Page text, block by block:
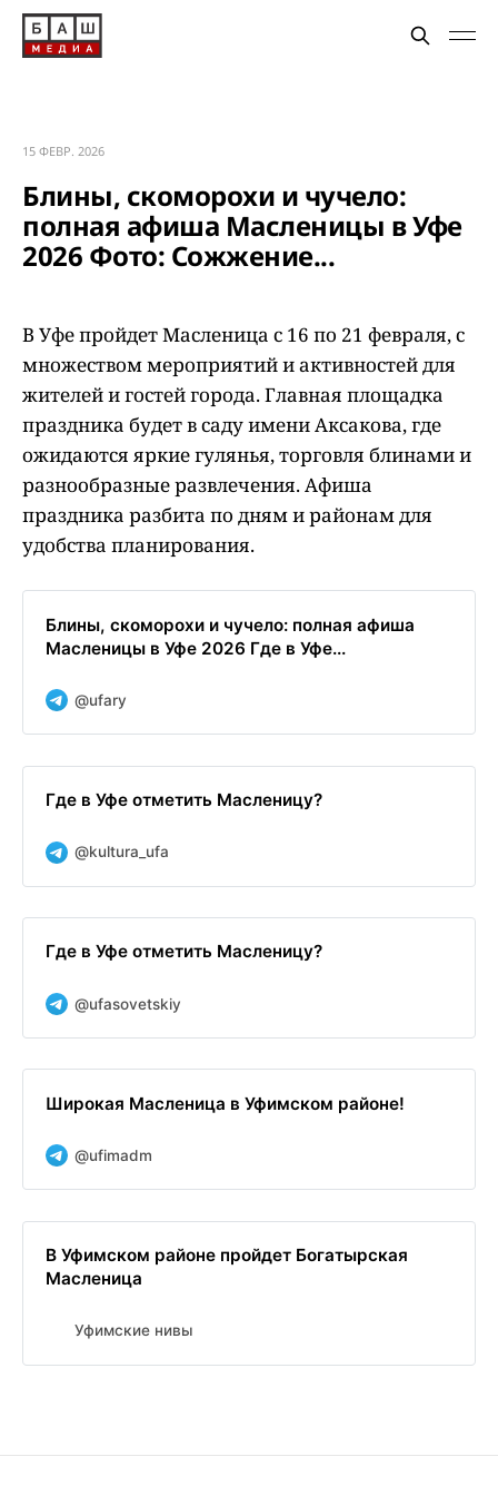
15 ФЕВР. 2026
Блины, скоморохи и чучело:
полная афиша Масленицы в Уфе
2026 Фото: Сожжение...
В Уфе пройдет Масленица с 16 по 21 февраля, с
множеством мероприятий и активностей для
жителей и гостей города. Главная площадка
праздника будет в саду имени Аксакова, где
ожидаются яркие гулянья, торговля блинами и
разнообразные развлечения. Афиша
праздника разбита по дням и районам для
удобства планирования.
Блины, скоморохи и чучело: полная афиша
Масленицы в Уфе 2026 Где в Уфе...
@ufary
Где в Уфе отметить Масленицу?
@kultura_ufa
Где в Уфе отметить Масленицу?
@ufasovetskiy
Широкая Масленица в Уфимском районе!
@ufimadm
В Уфимском районе пройдет Богатырская
Масленица
Уфимские нивы